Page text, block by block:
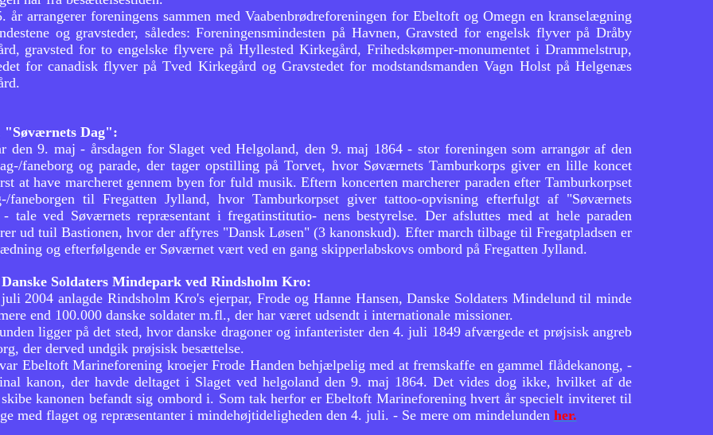
år arrangerer foreningens sammen med Vaabenbrødreforeningen for Ebeltoft og Omegn en kranselægning
og gravsteder, således: Foreningensmindesten på Havnen, Gravsted for engelsk flyver på Dråby
gravsted for to engelske flyvere på Hyllested Kirkegård, Frihedskømper-monumentet i Drammelstrup,
for canadisk flyver på Tved Kirkegård og Gravstedet for modstandsmanden Vagn Holst på Helgenæs
"Søværnets Dag":
den 9. maj - årsdagen for Slaget ved Helgoland, den 9. maj 1864 - stor foreningen som arrangør af den
faneborg og parade, der tager opstilling på Torvet, hvor Søværnets Tamburkorps giver en lille koncet
at have marcheret gennem byen for fuld musik. Eftern koncerten marcherer paraden efter Tamburkorpset
faneborgen til Fregatten Jylland, hvor Tamburkorpset giver tattoo-opvisning efterfulgt af "Søværnets
tale ved Søværnets repræsentant i fregatinstitutio- nens bestyrelse. Der afsluttes med at hele paraden
ud tuil Bastionen, hvor der affyres "Dansk Løsen" (3 kanonskud). Efter march tilbage til Fregatpladsen er
og efterfølgende er Søværnet vært ved en gang skipperlabskovs ombord på Fregatten Jylland.
Soldaters Mindepark ved Rindsholm Kro:
2004 anlagde Rindsholm Kro's ejerpar, Frode og Hanne Hansen, Danske Soldaters Mindelund til minde
end 100.000 danske soldater m.fl., der har været udsendt i internationale missioner.
ligger på det sted, hvor danske dragoner og infanterister den 4. juli 1849 afværgede et prøjsisk angreb
der derved undgik prøjsisk besættelse.
Ebeltoft Marineforening kroejer Frode Handen behjælpelig med at fremskaffe en gammel flådekanong, -
kanon, der havde deltaget i Slaget ved helgoland den 9. maj 1864. Det vides dog ikke, hvilket af de
skibe kanonen befandt sig ombord i. Som tak herfor er Ebeltoft Marineforening hvert år specielt inviteret til
med flaget og repræsentanter i mindehøjtideligheden den 4. juli. - Se mere om mindelunden her.